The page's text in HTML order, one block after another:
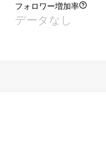
フォロワー増加率
データなし